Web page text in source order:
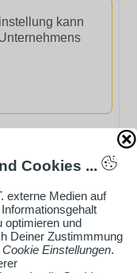
kann
oder
Cookies ...
externe Medien auf
optimieren und
Deiner Zustimmmung
Einstellungen.